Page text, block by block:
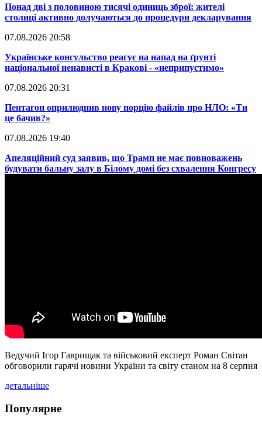
​Понад дві з половиною тисячі одиниць зброї: жителі
столиці активно долучаються до процедури декларування
07.08.2026 20:58
​Українське консульство реагує на напад на ґрунті
національної ненависті в Кракові - «неприпустимо»
07.08.2026 20:31
​Пентагон оприлюднив нову порцію файлів про НЛО: «Ти
це бачив?»
07.08.2026 19:40
​Апеляційний суд заявив, що Трамп не має повноважень
будувати бальну залу в Білому домі без схвалення Конгресу
Ведучий Ігор Гаврищак та військовий експерт Роман Світан
обговорили гарячі новини України та світу станом на 8 серпня
детальніше
Популярне